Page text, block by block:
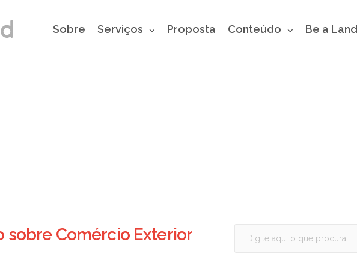
Sobre Serviços Proposta Conteúdo Be a
sobre Comércio Exterior